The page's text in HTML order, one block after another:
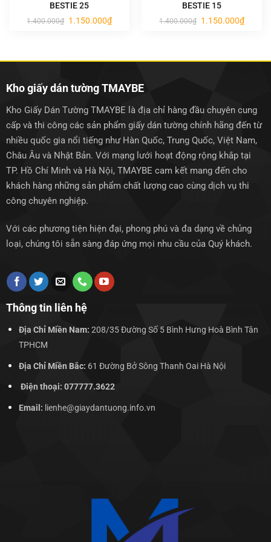
BESTIE 25
1.400.000₫ Giá
gốc
1.150.000₫Giá
hiện
BESTIE 15
1.400.000₫ Giá
gốc
1.150.000₫Giá
hiện
Kho giấy dán tường TMAYBE
Kho Giấy Dán Tường TMAYBE là địa chỉ hàng đầu chuyên cung
cấp và thi công các sản phẩm giấy dán tường chính hãng đến từ
nhiều quốc gia nổi tiếng như Hàn Quốc, Trung Quốc, Việt Nam,
Châu Âu và Nhật Bản. Với mạng lưới hoạt động rộng khắp tại
TP. Hồ Chí Minh và Hà Nội, TMAYBE cam kết mang đến cho
khách hàng những sản phẩm chất lượng cao cùng dịch vụ thi
công chuyên nghiệp.
Với các phương tiện hiện đại, phong phú và đa dạng về chủng
loại, chúng tôi sẵn sàng đáp ứng mọi nhu cầu của Quý khách.
Thông tin liên hệ
Địa Chỉ Miền Nam: 208/35 Đường Số 5 Bình Hưng Hoà Bình Tân
TPHCM
Địa Chỉ Miền Bắc: 61 Đường Bở Sông Thanh Oai Hà Nội
Điện thoại: 077777.3622
Email: lienhe@giaydantuong.info.vn